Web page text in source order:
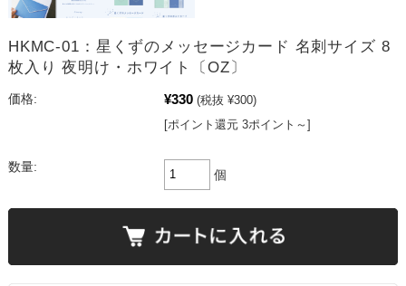
HKMC-01：星くずのメッセージカード 名刺サイズ 8
枚入り 夜明け・ホワイト〔OZ〕
価格: ¥330 (税抜 ¥300)
[ポイント還元 3ポイント～]
数量:
個